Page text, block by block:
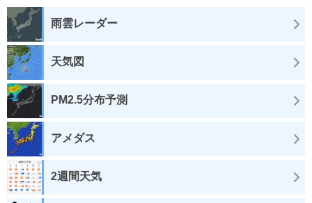
雨雲レーダー
天気図
PM2.5分布予測
アメダス
2週間天気